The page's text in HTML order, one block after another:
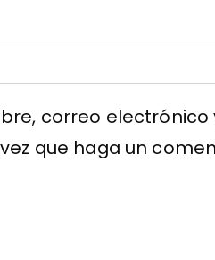
correo
que haga un